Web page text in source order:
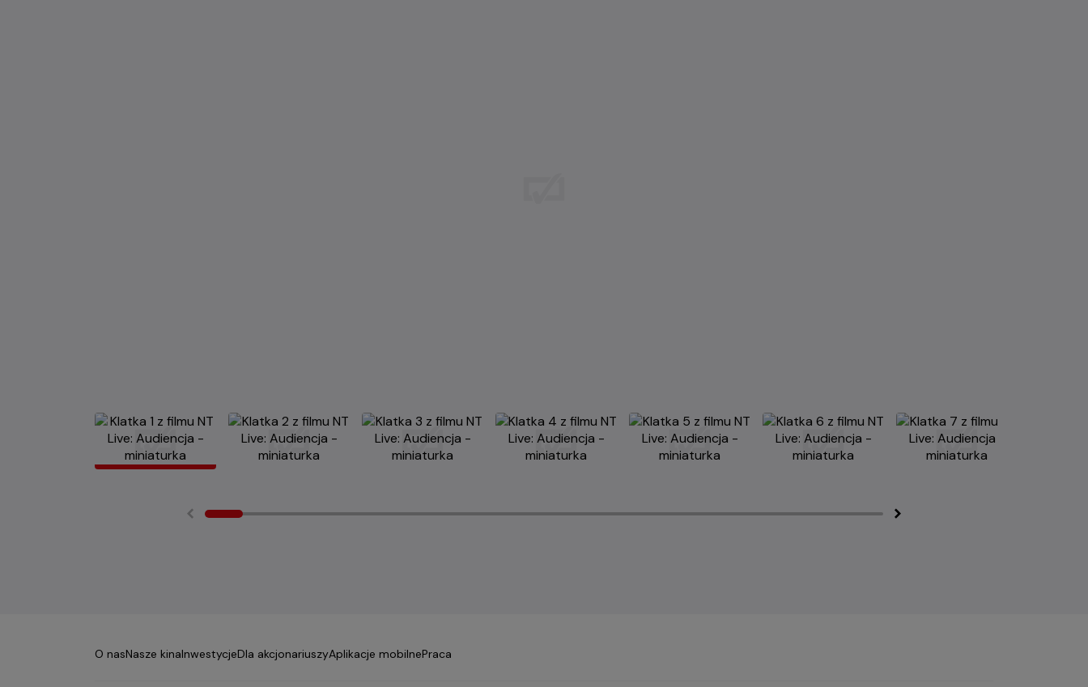
O nasNasze kinaInwestycjeDla akcjonariuszyAplikacje mobilnePraca